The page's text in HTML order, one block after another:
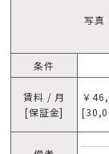
写真
条件
賃料 / 月
[保証金]
￥